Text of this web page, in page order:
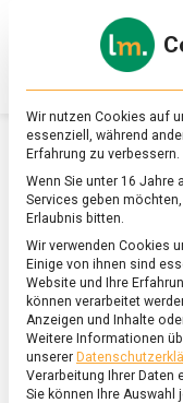
KULTUR
Wir nutzen Cookies auf
essenziell, während
Erfahrung zu verbessern.
Wenn Sie unter 16 Jahre
Services geben
Erlaubnis bitten.
Wir verwenden Cookies
Einige von ihnen sind
Website und Ihre
können verarbeitet
Anzeigen und Inhalte
Weitere Informationen
unserer
Verarbeitung Ihrer Daten
Sie können Ihre Auswahl